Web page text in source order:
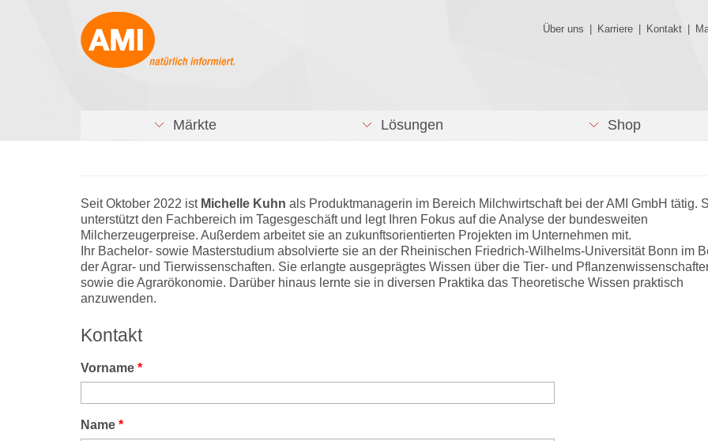
Über uns Karriere Kontakt
Märkte Lösungen Shop
Seit Oktober 2022 ist Michelle Kuhn als Produktmanagerin im Bereich Milchwirtschaft bei der AMI GmbH tätig.
unterstützt den Fachbereich im Tagesgeschäft und legt Ihren Fokus auf die Analyse der bundesweiten
Milcherzeugerpreise. Außerdem arbeitet sie an zukunftsorientierten Projekten im Unternehmen mit.
Ihr Bachelor- sowie Masterstudium absolvierte sie an der Rheinischen Friedrich-Wilhelms-Universität Bonn im
der Agrar- und Tierwissenschaften. Sie erlangte ausgeprägtes Wissen über die Tier- und
sowie die Agrarökonomie. Darüber hinaus lernte sie in diversen Praktika das Theoretische Wissen praktisch
anzuwenden.
Kontakt
Vorname *
Name *